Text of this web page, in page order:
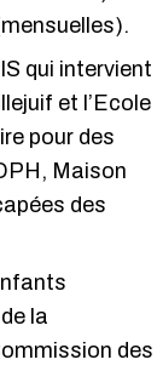
qui intervient
et l’Ecole
pour des
Maison
des
la
des